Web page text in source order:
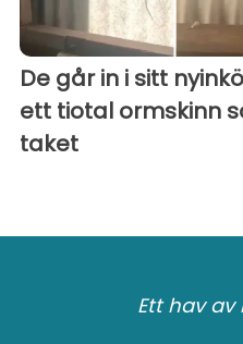
De går in i sitt
ett tiotal ormskinn
taket
Ett hav av